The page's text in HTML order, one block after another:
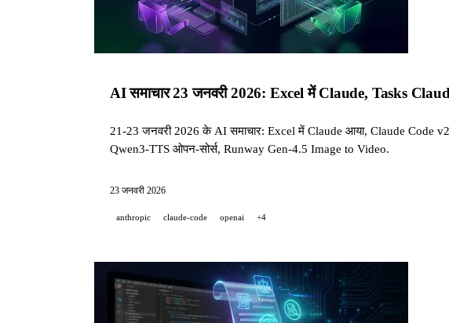
AI समाचार 23 जनवरी 2026: Excel में Claude, Tasks
21-23 जनवरी 2026 के AI समाचार: Excel में Claude आया, Claude Code
Qwen3-TTS ओपन-सोर्स, Runway Gen-4.5 Image to Video.
23 जनवरी 2026
anthropic claude-code openai +4